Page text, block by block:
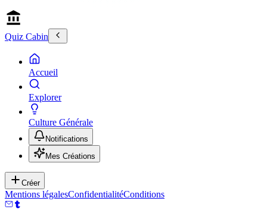
Quiz Cabin
Accueil
Explorer
Culture Générale
Notifications
Mes Créations
Créer
Mentions légalesConfidentialitéConditions